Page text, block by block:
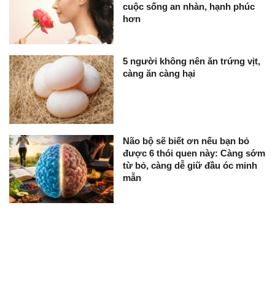
cuộc sống an nhàn, hạnh phúc
hơn
5 người không nên ăn trứng vịt,
càng ăn càng hại
Não bộ sẽ biết ơn nếu bạn bỏ
được 6 thói quen này: Càng sớm
từ bỏ, càng dễ giữ đầu óc minh
mẫn